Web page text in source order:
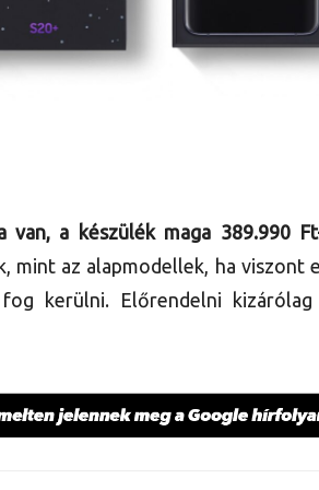
van, a készülék maga 389.990
mint az alapmodellek, ha viszont
kerülni. Előrendelni kizárólag